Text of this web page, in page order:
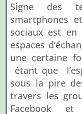
Signe des
smartphones
sociaux est
espaces
une certaine
étant que
sous la pire
travers les
Facebook et